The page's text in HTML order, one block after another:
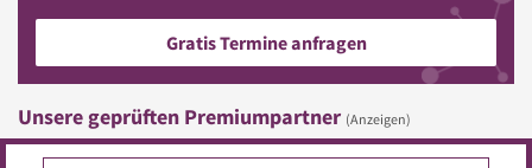
Gratis Termine anfragen
Unsere geprüften Premiumpartner (Anzeigen)